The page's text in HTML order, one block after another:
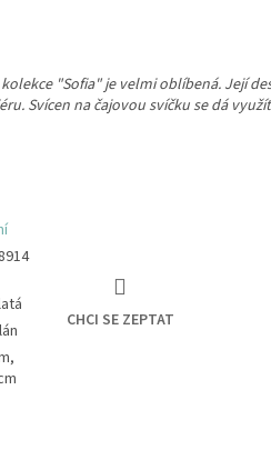
"Sofia" je velmi oblíbená. Její
Svícen na čajovou svíčku se dá
CHCI SE ZEPTAT